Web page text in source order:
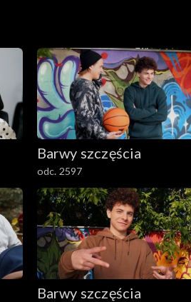
Barwy szczęścia
odc. 2597
Barwy szczęścia